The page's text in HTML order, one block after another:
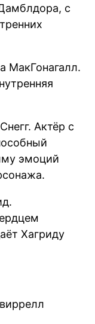
с
МакГонагалл.
Актёр с
эмоций
Хагриду